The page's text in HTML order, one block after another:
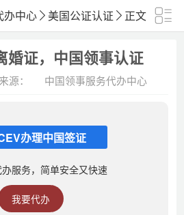
办中心 美国公证认证 正文
婚证，中国领事认证
来源： 中国领事服务代办中心
办理中国签证
服务，简单安全又快速
我要代办